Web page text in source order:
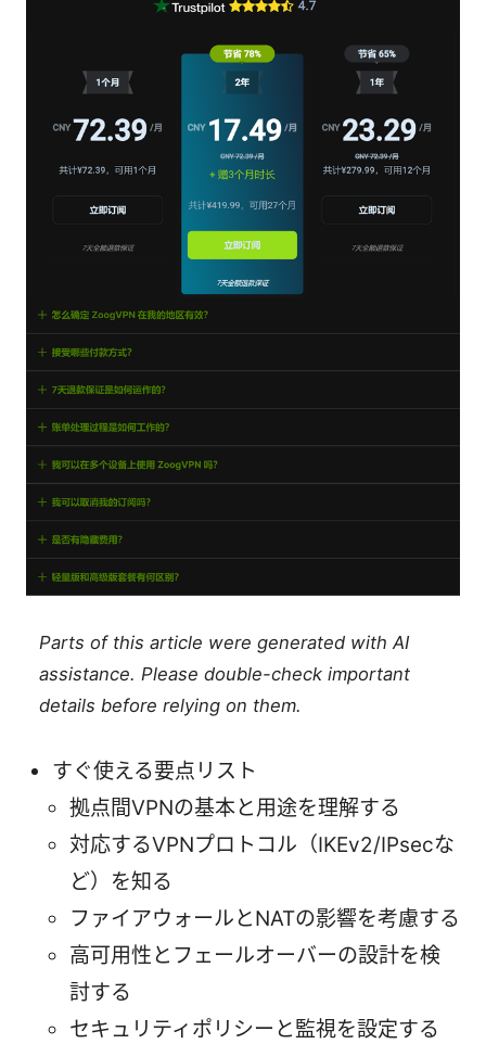
Parts of this article were generated with AI
assistance. Please double-check important
details before relying on them.
すぐ使える要点リスト
拠点間VPNの基本と用途を理解する
対応するVPNプロトコル（IKEv2/IPsecな
ど）を知る
ファイアウォールとNATの影響を考慮する
高可用性とフェールオーバーの設計を検
討する
セキュリティポリシーと監視を設定する